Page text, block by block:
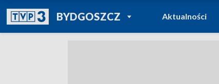
BYDGOSZCZPOWRÓT DO
TVP REGIONY
Aktualności